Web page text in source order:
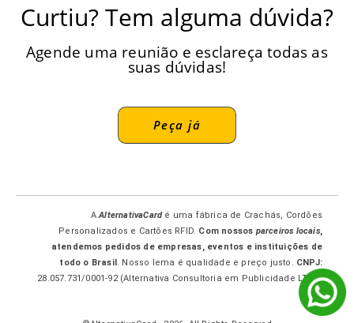
Curtiu? Tem alguma dúvida?
Agende uma reunião e esclareça todas as
suas dúvidas!
Peça já
AAlternativaCardé uma fábrica de Crachás, Cordões
Personalizados e Cartões RFID. Com nossos parceiros locais,
atendemos pedidos de empresas, eventos e instituições de
todo o Brasil. Nosso lema é qualidade e preço justo. CNPJ:
28.057.731/0001-92 (Alternativa Consultoria em Publicidade LTDA-
ME.)